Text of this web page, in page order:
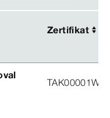
Zertifikat
Zertifikat
TAK00001W8